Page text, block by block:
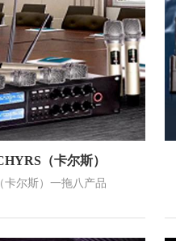
（卡尔斯）
卡尔斯）一拖八产品